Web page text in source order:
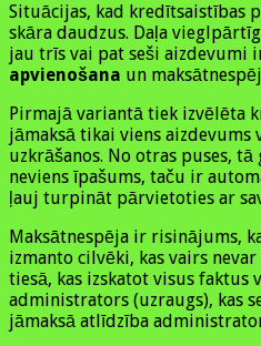
Situācijas, kad kredītsaistības
skāra daudzus. Daļa
jau trīs vai pat seši aizdevumi
apvienošana un
Pirmajā variantā tiek izvēlēta
jāmaksā tikai viens
uzkrāšanos. No otras puses,
neviens īpašums, taču ir
ļauj turpināt pārvietoties ar
Maksātnespēja ir risinājums,
izmanto cilvēki, kas vairs
tiesā, kas izskatot visus
administrators (uzraugs), kas
jāmaksā atlīdzība